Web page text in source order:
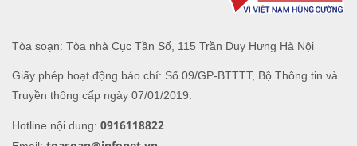
Tòa soạn: Tòa nhà Cục Tần Số, 115 Trần Duy Hưng Hà Nội
Giấy phép hoạt động báo chí: Số 09/GP-BTTTT, Bộ Thông tin và
Truyền thông cấp ngày 07/01/2019.
Hotline nội dung: 0916118822